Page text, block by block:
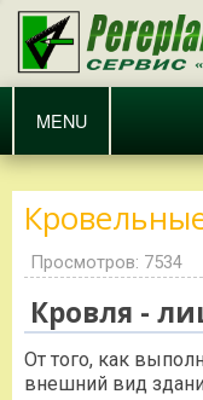
MENU
Просмотров: 7534
Кровля -
От того, как
внешний вид